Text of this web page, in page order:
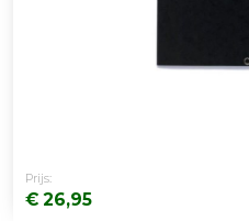
Prijs:
€ 26,95